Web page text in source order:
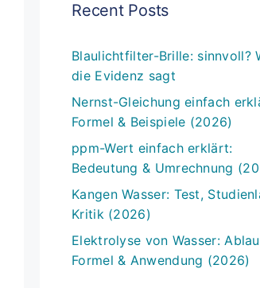
Recent Posts
Blaulichtfilter-Brille: sinnvoll?
die Evidenz sagt
Nernst-Gleichung einfach
Formel & Beispiele (2026)
ppm-Wert einfach erklärt:
Bedeutung & Umrechnung
Kangen Wasser: Test,
Kritik (2026)
Elektrolyse von Wasser:
Formel & Anwendung (2026)